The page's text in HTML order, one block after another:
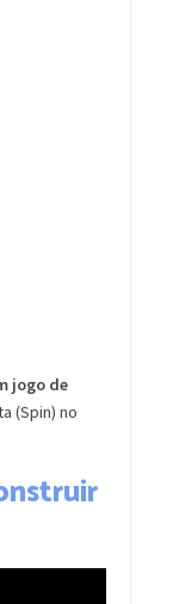
jogo de
(Spin) no